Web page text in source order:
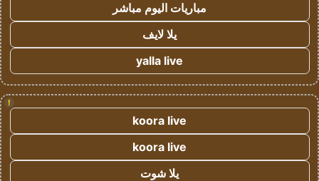
مباريات اليوم مباشر
يلا لايف
yalla live
!
koora live
koora live
يلا شوت